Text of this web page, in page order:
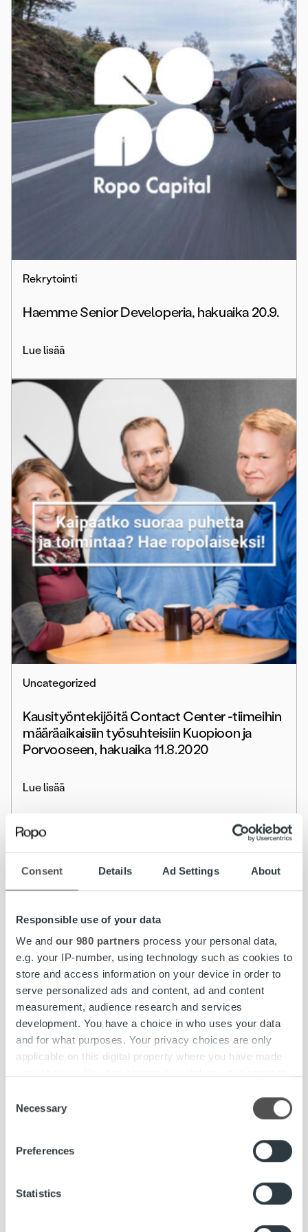
Consent Details Ad Settings About
Responsible use of your data
We and our 980 partners process your personal data,
e.g. your IP-number, using technology such as cookies to
store and access information on your device in order to
serve personalized ads and content, ad and content
measurement, audience research and services
development. You have a choice in who uses your data
and for what purposes. Your privacy choices are only
applicable on this digital property where you have made
the Privacy trigger icon.
Find out more about how your personal data is processed
and set your preferences in the
We use cookies to personalise content and ads, to
provide social media features and to analyse our traffic.
Selection
Necessary
Preferences
Statistics
Rekrytointi
Haemme Senior Developeria, hakuaika 20.9.
Lue lisää
Uncategorized
Kausityöntekijöitä Contact Center -tiimeihin
määräaikaisiin työsuhteisiin Kuopioon ja
Porvooseen, hakuaika 11.8.2020
Lue lisää
Uncategorized
Haemme Asiakasneuvojia kausityöhön
Kuopioon ja Porvooseen, hakuaika 19.7.2020
Lue lisää